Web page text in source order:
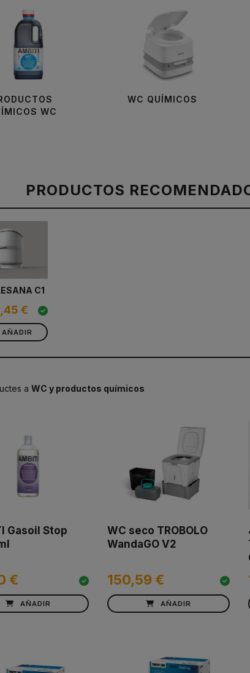
WC
WC QUÍMICOS
PRODUCTOS
C1
€
AÑADIR
a WC y productos químicos
Gasoil Stop
€
AÑADIR
WC seco TROBOLO
WandaGO V2
150,59 €
AÑADIR